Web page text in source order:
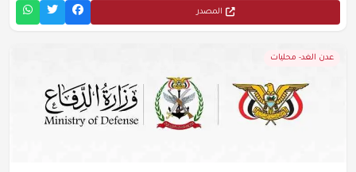
المصدر
عدن الغد- محليات